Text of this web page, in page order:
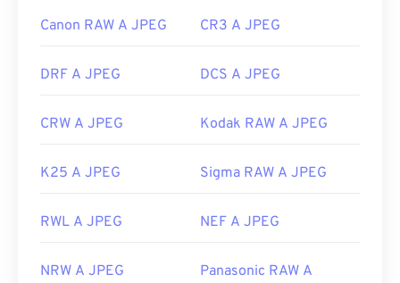
Canon RAW A JPEG CR3 A JPEG
DRF A JPEG DCS A JPEG
CRW A JPEG Kodak RAW A JPEG
K25 A JPEG Sigma RAW A JPEG
RWL A JPEG NEF A JPEG
NRW A JPEG
Panasonic RAW A